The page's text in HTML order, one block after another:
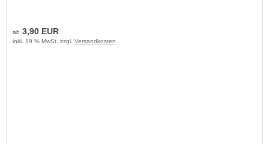
ab 3,90 EUR
inkl. 19 % MwSt. zzgl. Versandkosten